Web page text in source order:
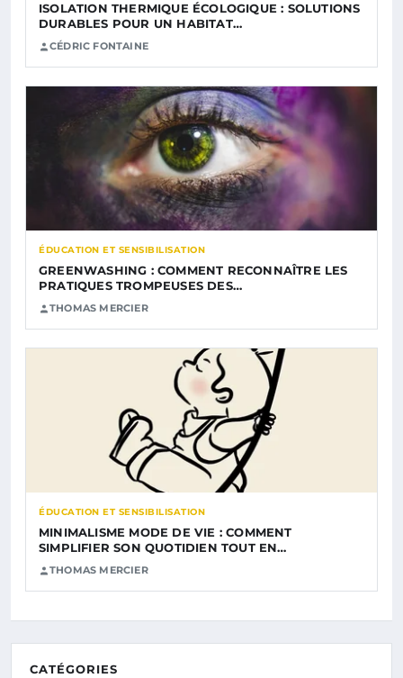
ISOLATION THERMIQUE ÉCOLOGIQUE : SOLUTIONS
DURABLES POUR UN HABITAT…
CÉDRIC FONTAINE
ÉDUCATION ET SENSIBILISATION
GREENWASHING : COMMENT RECONNAÎTRE LES
PRATIQUES TROMPEUSES DES…
THOMAS MERCIER
ÉDUCATION ET SENSIBILISATION
MINIMALISME MODE DE VIE : COMMENT
SIMPLIFIER SON QUOTIDIEN TOUT EN…
THOMAS MERCIER
CATÉGORIES